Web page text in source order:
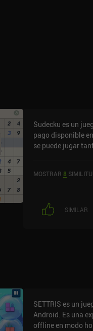
de pago con una
Si te gustan los
Sudecku es un
pago disponible
se puede jugar
MOSTRAR 8
SIMILAR
SETTRIS es un
Android. Es una
offline en modo